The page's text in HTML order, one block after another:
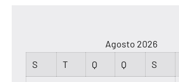
Agosto 2026
S
T Q Q S